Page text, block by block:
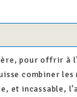
pour offrir à
combiner les
et incassable,